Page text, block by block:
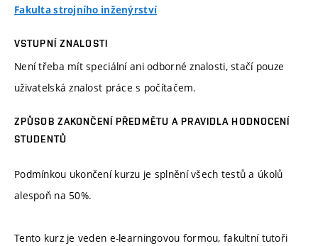
Fakulta strojního inženýrství
VSTUPNÍ ZNALOSTI
Není třeba mít speciální ani odborné znalosti, stačí pouze
uživatelská znalost práce s počítačem.
ZPŮSOB ZAKONČENÍ PŘEDMĚTU A PRAVIDLA HODNOCENÍ
STUDENTŮ
Podmínkou ukončení kurzu je splnění všech testů a úkolů
alespoň na 50%.
Tento kurz je veden e-learningovou formou, fakultní tutoři